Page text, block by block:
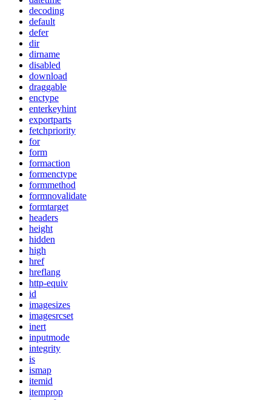
decoding
default
defer
dir
dirname
disabled
download
draggable
enctype
enterkeyhint
exportparts
fetchpriority
for
form
formaction
formenctype
formmethod
formnovalidate
formtarget
headers
height
hidden
high
href
hreflang
http-equiv
id
imagesizes
imagesrcset
inert
inputmode
integrity
is
ismap
itemid
itemprop